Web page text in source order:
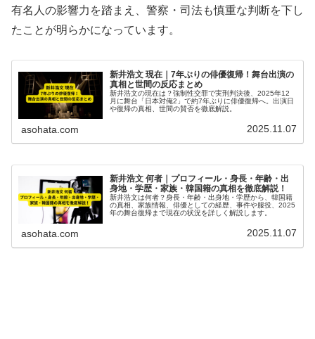
有名人の影響力を踏まえ、警察・司法も慎重な判断を下し
たことが明らかになっています。
新井浩文 現在｜7年ぶりの俳優復帰！舞台出演の
真相と世間の反応まとめ
新井浩文の現在は？強制性交罪で実刑判決後、2025年12
月に舞台「日本対俺2」で約7年ぶりに俳優復帰へ。出演日
や復帰の真相、世間の賛否を徹底解説。
asohata.com 2025.11.07
新井浩文 何者｜プロフィール・身長・年齢・出
身地・学歴・家族・韓国籍の真相を徹底解説！
新井浩文は何者？身長・年齢・出身地・学歴から、韓国籍
の真相、家族情報、俳優としての経歴、事件や服役、2025
年の舞台復帰まで現在の状況を詳しく解説します。
asohata.com 2025.11.07